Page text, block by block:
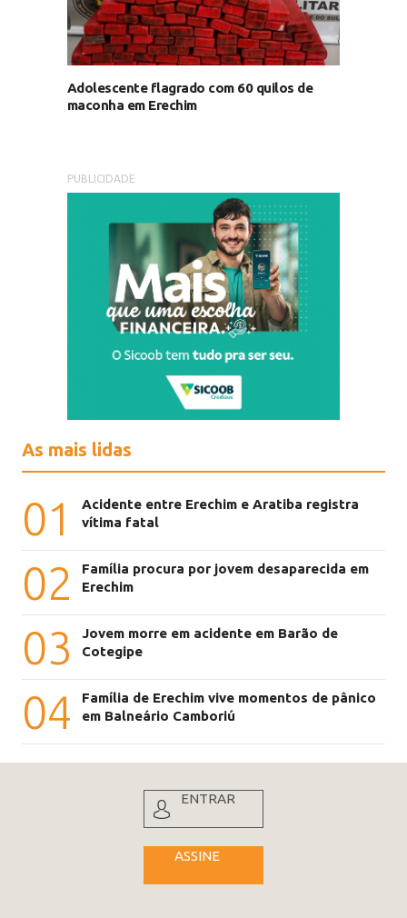
Adolescente flagrado com 60 quilos de
maconha em Erechim
PUBLICIDADE
As mais lidas
01
Acidente entre Erechim e Aratiba registra
vítima fatal
02
Família procura por jovem desaparecida em
Erechim
03
Jovem morre em acidente em Barão de
Cotegipe
04
Família de Erechim vive momentos de pânico
em Balneário Camboriú
ENTRAR
ASSINE